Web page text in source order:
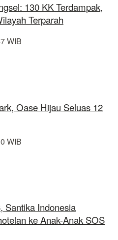
130 KK Terdampak,
Terparah
WIB
Oase Hijau Seluas 12
WIB
Santika Indonesia
ke Anak-Anak SOS